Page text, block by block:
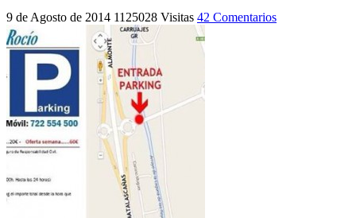
9 de Agosto de 2014 1125028 Visitas 42 Comentarios